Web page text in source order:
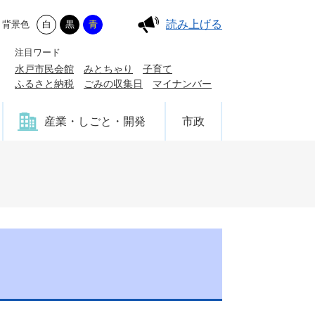
背景色 白 黒 青 読み上げる
注目ワード
水戸市民会館 みとちゃり
子育て
ふるさと納税
ごみの収集日 マイナンバー
産業・しごと・開発 市政